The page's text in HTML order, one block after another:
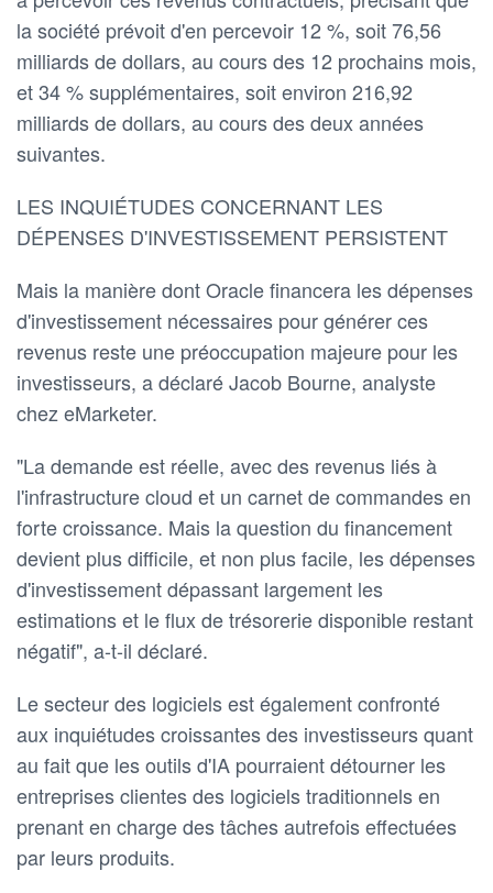
la société prévoit d'en percevoir 12 %, soit 76,56
milliards de dollars, au cours des 12 prochains mois,
et 34 % supplémentaires, soit environ 216,92
milliards de dollars, au cours des deux années
suivantes.
LES INQUIÉTUDES CONCERNANT LES
DÉPENSES D'INVESTISSEMENT PERSISTENT
Mais la manière dont Oracle financera les dépenses
d'investissement nécessaires pour générer ces
revenus reste une préoccupation majeure pour les
investisseurs, a déclaré Jacob Bourne, analyste
chez eMarketer.
"La demande est réelle, avec des revenus liés à
l'infrastructure cloud et un carnet de commandes en
forte croissance. Mais la question du financement
devient plus difficile, et non plus facile, les dépenses
d'investissement dépassant largement les
estimations et le flux de trésorerie disponible restant
négatif", a-t-il déclaré.
Le secteur des logiciels est également confronté
aux inquiétudes croissantes des investisseurs quant
au fait que les outils d'IA pourraient détourner les
entreprises clientes des logiciels traditionnels en
prenant en charge des tâches autrefois effectuées
par leurs produits.